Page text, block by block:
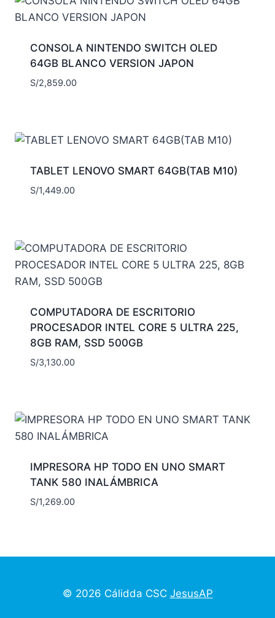
CONSOLA NINTENDO SWITCH OLED
64GB BLANCO VERSION JAPON
S/2,859.00
TABLET LENOVO SMART 64GB(TAB M10)
S/1,449.00
COMPUTADORA DE ESCRITORIO
PROCESADOR INTEL CORE 5 ULTRA 225,
8GB RAM, SSD 500GB
S/3,130.00
IMPRESORA HP TODO EN UNO SMART
TANK 580 INALÁMBRICA
S/1,269.00
© 2026 Cálidda CSC JesusAP